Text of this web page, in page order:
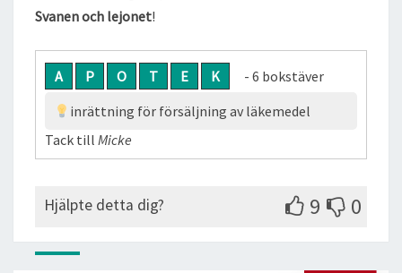
Svanen och lejonet!
A P O T E K
- 6 bokstäver
inrättning för försäljning av läkemedel
Tack till Micke
Hjälpte detta dig? 9 0